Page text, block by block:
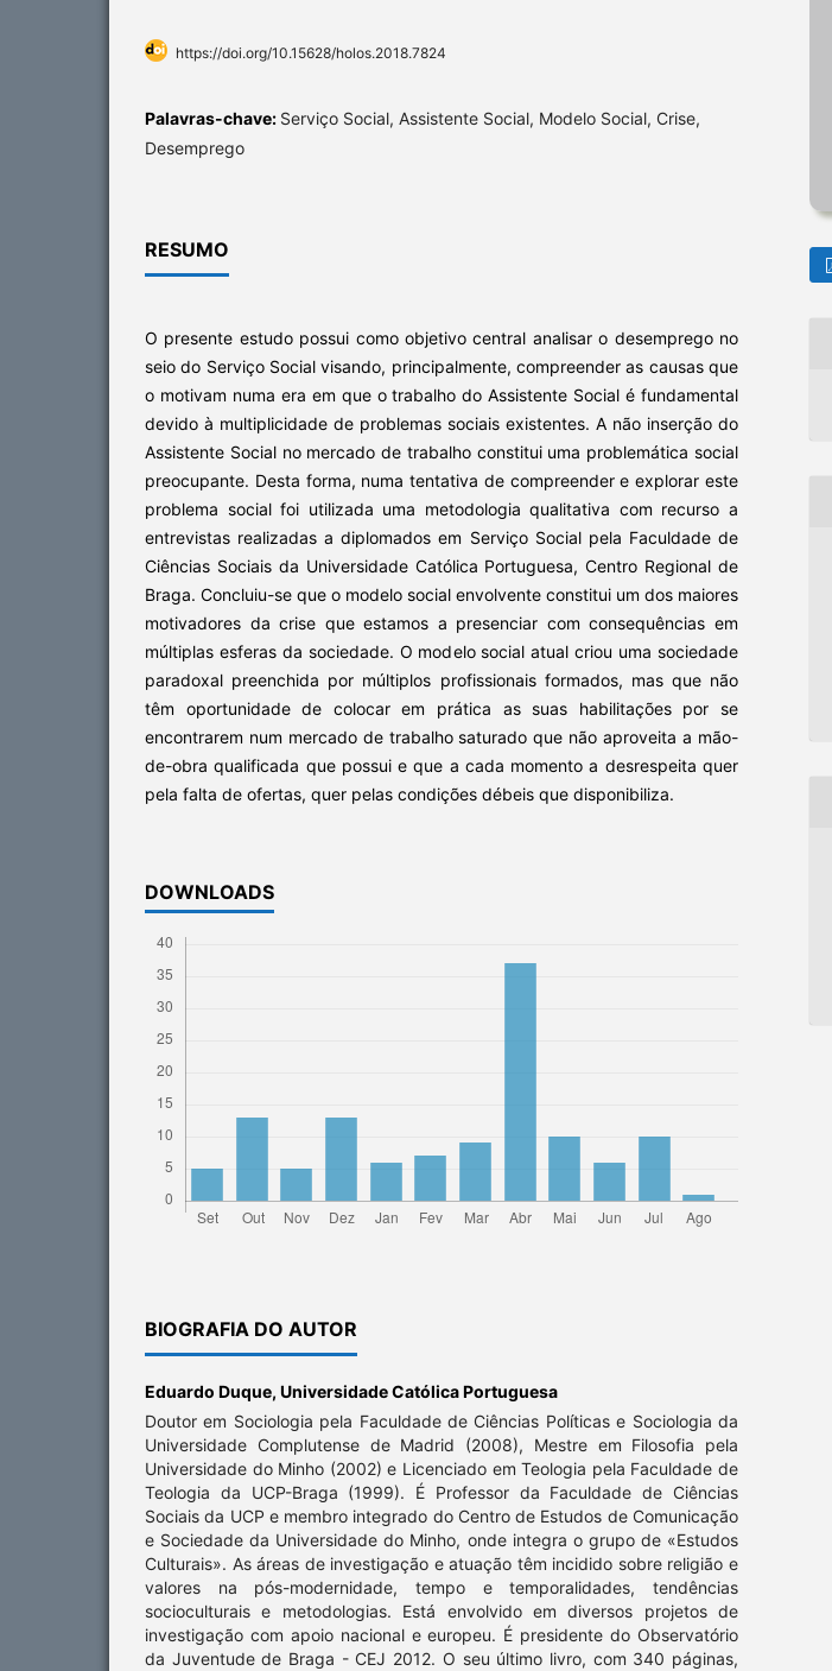
https://doi.org/10.15628/holos.2018.7824
Palavras-chave: Serviço Social, Assistente Social, Modelo Social, Crise,
Desemprego
RESUMO
O presente estudo possui como objetivo central analisar o desemprego no
seio do Serviço Social visando, principalmente, compreender as causas que
o motivam numa era em que o trabalho do Assistente Social é fundamental
devido à multiplicidade de problemas sociais existentes. A não inserção do
Assistente Social no mercado de trabalho constitui uma problemática social
preocupante. Desta forma, numa tentativa de compreender e explorar este
problema social foi utilizada uma metodologia qualitativa com recurso a
entrevistas realizadas a diplomados em Serviço Social pela Faculdade de
Ciências Sociais da Universidade Católica Portuguesa, Centro Regional de
Braga. Concluiu-se que o modelo social envolvente constitui um dos maiores
motivadores da crise que estamos a presenciar com consequências em
múltiplas esferas da sociedade. O modelo social atual criou uma sociedade
paradoxal preenchida por múltiplos profissionais formados, mas que não
têm oportunidade de colocar em prática as suas habilitações por se
encontrarem num mercado de trabalho saturado que não aproveita a mão-
de-obra qualificada que possui e que a cada momento a desrespeita quer
pela falta de ofertas, quer pelas condições débeis que disponibiliza.
DOWNLOADS
BIOGRAFIA DO AUTOR
Eduardo Duque, Universidade Católica Portuguesa
Doutor em Sociologia pela Faculdade de Ciências Políticas e Sociologia da
Universidade Complutense de Madrid (2008), Mestre em Filosofia pela
Universidade do Minho (2002) e Licenciado em Teologia pela Faculdade de
Teologia da UCP-Braga (1999). É Professor da Faculdade de Ciências
Sociais da UCP e membro integrado do Centro de Estudos de Comunicação
e Sociedade da Universidade do Minho, onde integra o grupo de «Estudos
Culturais». As áreas de investigação e atuação têm incidido sobre religião e
valores na pós-modernidade, tempo e temporalidades, tendências
socioculturais e metodologias. Está envolvido em diversos projetos de
investigação com apoio nacional e europeu. É presidente do Observatório
da Juventude de Braga - CEJ 2012. O seu último livro, com 340 páginas,